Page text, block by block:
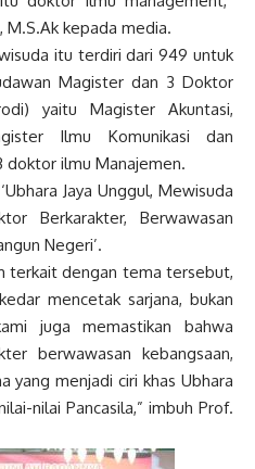
M.S.Ak kepada media.
itu terdiri dari 949 untuk
Magister dan 3 Doktor
yaitu Magister Akuntasi,
Ilmu Komunikasi dan
doktor ilmu Manajemen.
Jaya Unggul, Mewisuda
Berkarakter, Berwawasan
Negeri’.
terkait dengan tema tersebut,
mencetak sarjana, bukan
juga memastikan bahwa
berwawasan kebangsaan,
yang menjadi ciri khas Ubhara
nilai Pancasila,” imbuh Prof.